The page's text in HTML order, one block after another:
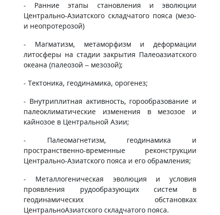
- Ранние этапы становления и эволюции
Центрально-Азиатского складчатого пояса (мезо-
и неопротерозой)
- Магматизм, метаморфизм и деформации
литосферы на стадии закрытия Палеоазиатского
океана (палеозой – мезозой);
- Тектоника, геодинамика, орогенез;
- Внутриплитная активность, горообразование и
палеоклиматические изменения в мезозое и
кайнозое в Центральной Азии;
- Палеомагнетизм, геодинамика и
пространственно-временные реконструкции
Центрально-Азиатского пояса и его обрамления;
- Металлогеническая эволюция и условия
проявления рудообразующих систем в
геодинамических обстановках
ЦентральноАзиатского складчатого пояса.